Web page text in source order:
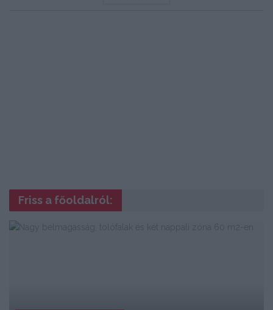
Friss a főoldalról: